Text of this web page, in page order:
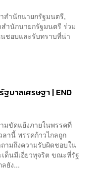
สำนักนายกรัฐมนตรี,
ำนักนายกรัฐมนตรี ร่วม
ชอบและรับทราบที่น่า
บาลเศรษฐา | END
มขัดแย้งภายในพรรคที่
านี้ พรรคก้าวไกลถูก
ามถึงความรับผิดชอบใน
ด็นมีเอี่ยวทุจริต ขณะที่รัฐ
ยัง...